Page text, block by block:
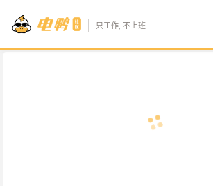
只工作, 不上班